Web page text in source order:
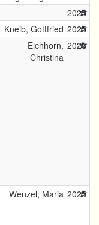
2025
Kneib, Gottfried 2025
Eichhorn,
Christina
2025
Wenzel, Maria 2025